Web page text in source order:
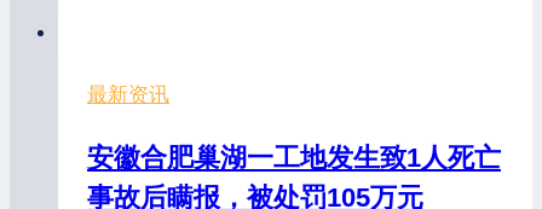
最新资讯
安徽合肥巢湖一工地发生致1人死亡
事故后瞒报，被处罚105万元